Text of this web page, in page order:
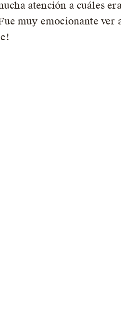
atención a cuáles
muy emocionante